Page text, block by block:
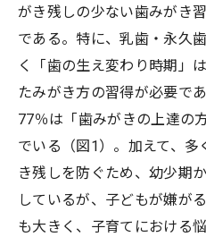
がき残しの少ない歯みがき
である。特に、乳歯・永久
く「歯の生え変わり時期」
たみがき方の習得が必要で
77％は「歯みがきの上達の
でいる（図1）。加えて、
き残しを防ぐため、幼少期
しているが、子どもが嫌が
も大きく、子育てにおける